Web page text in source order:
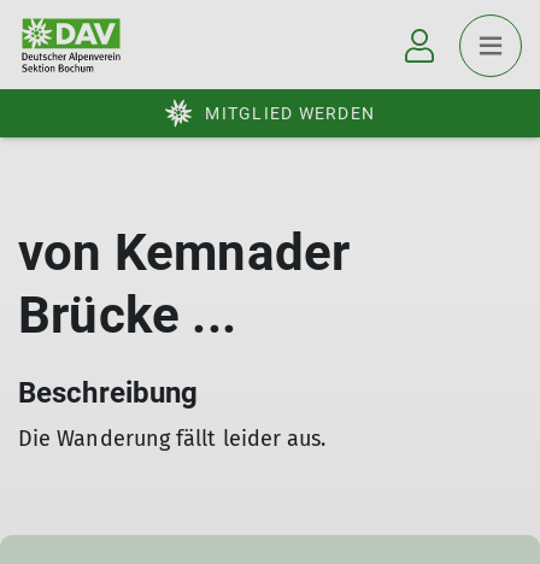
MITGLIED WERDEN
von Kemnader
Brücke ...
Beschreibung
Die Wanderung fällt leider aus.